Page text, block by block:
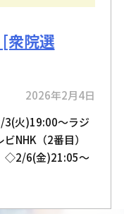
衆院選
2026年2月4日
3(火)19:00～ラジ
NHK（2番目）
◇2/6(金)21:05～